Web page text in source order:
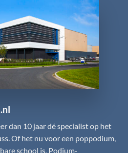
dan 10 jaar dé specialist op het
Of het nu voor een poppodium,
school is, Podium-